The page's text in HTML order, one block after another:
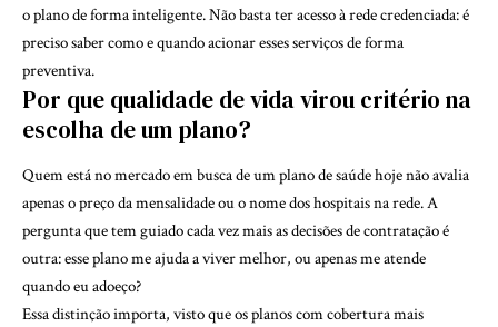
o plano de forma inteligente. Não basta ter acesso à rede credenciada: é
preciso saber como e quando acionar esses serviços de forma
preventiva.
Por que qualidade de vida virou critério na
escolha de um plano?
Quem está no mercado em busca de um plano de saúde hoje não avalia
apenas o preço da mensalidade ou o nome dos hospitais na rede. A
pergunta que tem guiado cada vez mais as decisões de contratação é
outra: esse plano me ajuda a viver melhor, ou apenas me atende
quando eu adoeço?
Essa distinção importa, visto que os planos com cobertura mais